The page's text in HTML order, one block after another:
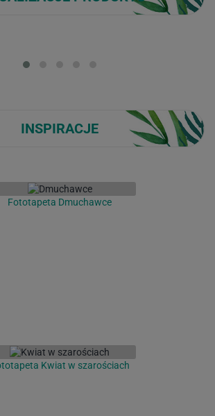
INSPIRACJE
Fototapeta Dmuchawce
Kwiat w szarościach